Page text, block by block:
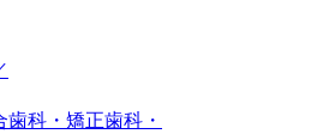
科・矯正歯科・